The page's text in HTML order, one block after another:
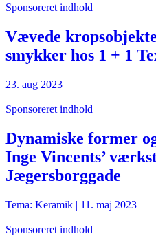
Sponsoreret indhold
Vævede
smykker hos 1 + 1
23. aug 2023
Sponsoreret indhold
Dynamiske former
Inge Vincents’
Jægersborggade
Tema: Keramik | 11. maj 2023
Sponsoreret indhold